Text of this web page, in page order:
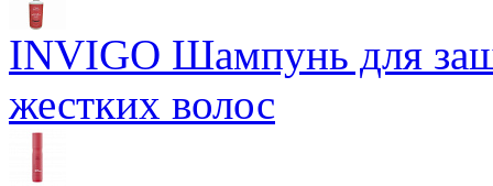
INVIGO Шампунь для
жестких волос